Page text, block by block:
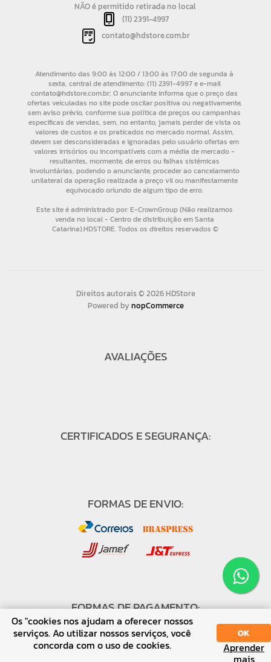
NÃO é permitido retirada no local
(11) 2391-4997
contato@hdstore.com.br
Direitos autorais © 2026 HDStore
Powered bynopCommerce
AVALIAÇÕES
CERTIFICADOS E SEGURANÇA:
FORMAS DE ENVIO:
FORMAS DE PAGAMENTO:
Os "cookies nos ajudam a oferecer nossos
serviços. Ao utilizar nossos serviços, você
concorda com o uso de cookies.
OK
Aprender
mais